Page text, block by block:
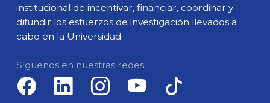
institucional de incentivar, financiar, coordinar y
difundir los esfuerzos de investigación llevados a
cabo en la Universidad.
Síguenos en nuestras redes